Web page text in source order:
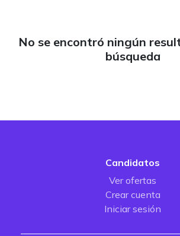
No se encontró ningún
búsqueda
Candidatos
Ver ofertas
Crear cuenta
Iniciar sesión